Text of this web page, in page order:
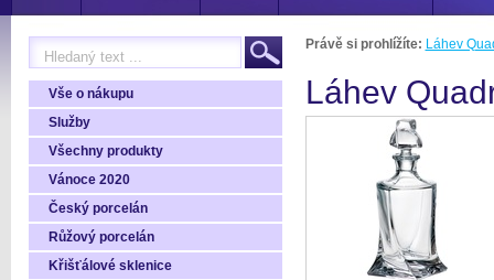
Vše o nákupu
Služby
Všechny produkty
Vánoce 2020
Český porcelán
Růžový porcelán
Křišťálové sklenice
Právě si prohlížíte: Láhev
Láhev